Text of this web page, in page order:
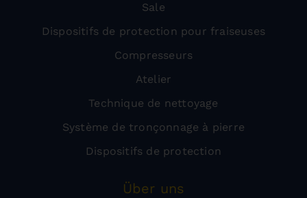
Sale
Dispositifs de protection pour fraiseuses
Compresseurs
Atelier
Technique de nettoyage
Système de tronçonnage à pierre
Dispositifs de protection
Über uns